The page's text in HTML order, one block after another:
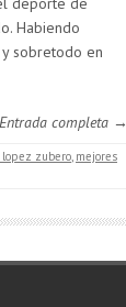
Habiendo
sobretodo en
Entrada completa →
zubero, mejores